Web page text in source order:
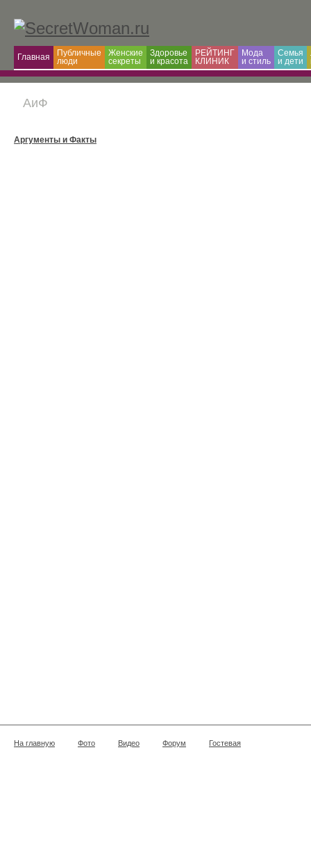
Главная
Публичные
люди
Женские
секреты
Здоровье
и красота
РЕЙТИНГ
КЛИНИК
Мода
и cтиль
Семья
и дети
АиФ
Аргументы и Факты
На главную Фото Видео Форум Гостевая